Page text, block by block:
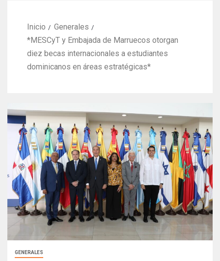
Inicio
Generales
*MESCyT y Embajada de Marruecos otorgan
diez becas internacionales a estudiantes
dominicanos en áreas estratégicas*
GENERALES